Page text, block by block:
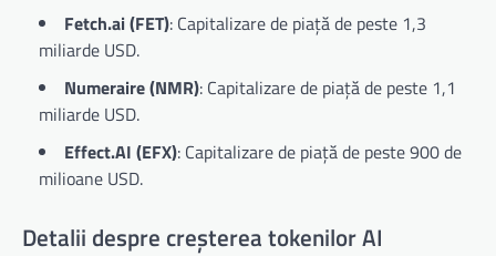
Fetch.ai (FET): Capitalizare de piață de peste 1,3
miliarde USD.
Numeraire (NMR): Capitalizare de piață de peste 1,1
miliarde USD.
Effect.AI (EFX): Capitalizare de piață de peste 900 de
milioane USD.
Detalii despre creșterea tokenilor AI